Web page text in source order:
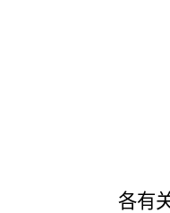
各有